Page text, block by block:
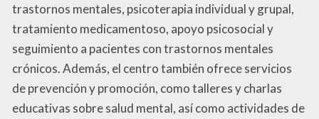
trastornos mentales, psicoterapia individual y grupal,
tratamiento medicamentoso, apoyo psicosocial y
seguimiento a pacientes con trastornos mentales
crónicos. Además, el centro también ofrece servicios
de prevención y promoción, como talleres y charlas
educativas sobre salud mental, así como actividades de